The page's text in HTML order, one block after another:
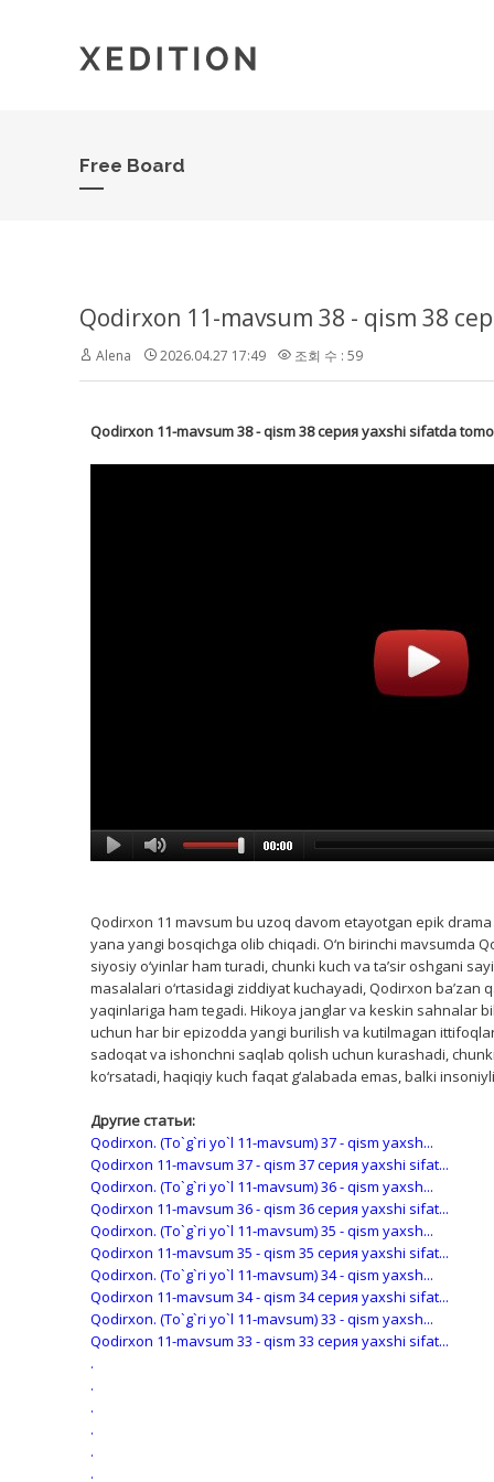
Free Board
Qodirxon 11-mavsum 38 - qism 38
Alena 2026.04.27 17:49 조회 수 : 59
Qodirxon 11-mavsum 38 - qism 38 серия yaxshi sifatda
Qodirxon 11 mavsum bu uzoq davom etayotgan epik
yana yangi bosqichga olib chiqadi. O‘n birinchi
siyosiy o‘yinlar ham turadi, chunki kuch va ta’sir oshgani
masalalari o‘rtasidagi ziddiyat kuchayadi, Qodirxon
yaqinlariga ham tegadi. Hikoya janglar va keskin sahnalar
uchun har bir epizodda yangi burilish va kutilmagan
sadoqat va ishonchni saqlab qolish uchun kurashadi,
ko‘rsatadi, haqiqiy kuch faqat g‘alabada emas, balki
Другие статьи:
Qodirxon. (To`g`ri yo`l 11-mavsum) 37 - qism yaxsh...
Qodirxon 11-mavsum 37 - qism 37 серия yaxshi sifat...
Qodirxon. (To`g`ri yo`l 11-mavsum) 36 - qism yaxsh...
Qodirxon 11-mavsum 36 - qism 36 серия yaxshi sifat...
Qodirxon. (To`g`ri yo`l 11-mavsum) 35 - qism yaxsh...
Qodirxon 11-mavsum 35 - qism 35 серия yaxshi sifat...
Qodirxon. (To`g`ri yo`l 11-mavsum) 34 - qism yaxsh...
Qodirxon 11-mavsum 34 - qism 34 серия yaxshi sifat...
Qodirxon. (To`g`ri yo`l 11-mavsum) 33 - qism yaxsh...
Qodirxon 11-mavsum 33 - qism 33 серия yaxshi sifat...
.
.
.
.
.
.